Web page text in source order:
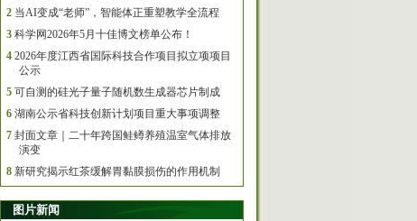
2 当AI变成“老师”，智能体正重塑教学全流程
3 科学网2026年5月十佳博文榜单公布！
4 2026年度江西省国际科技合作项目拟立项项目
公示
5 可自测的硅光子量子随机数生成器芯片制成
6 湖南公示省科技创新计划项目重大事项调整
7 封面文章｜二十年跨国鲑鳟养殖温室气体排放
演变
8 新研究揭示红茶缓解胃黏膜损伤的作用机制
图片新闻